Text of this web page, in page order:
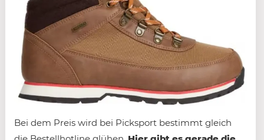
Bei dem Preis wird bei Picksport bestimmt gleich